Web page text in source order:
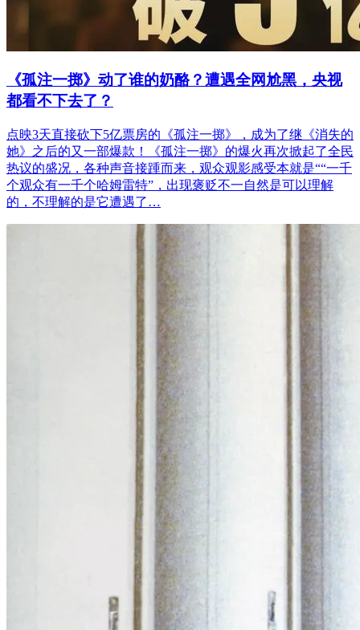
《孤注一掷》动了谁的奶酪？遭遇全网尬黑，央视
都看不下去了？
点映3天直接砍下5亿票房的《孤注一掷》，成为了继《消失的
她》之后的又一部爆款！《孤注一掷》的爆火再次掀起了全民
热议的盛况，各种声音接踵而来，观众观影感受本就是““一千
个观众有一千个哈姆雷特”，出现褒贬不一自然是可以理解
的，不理解的是它遭遇了…